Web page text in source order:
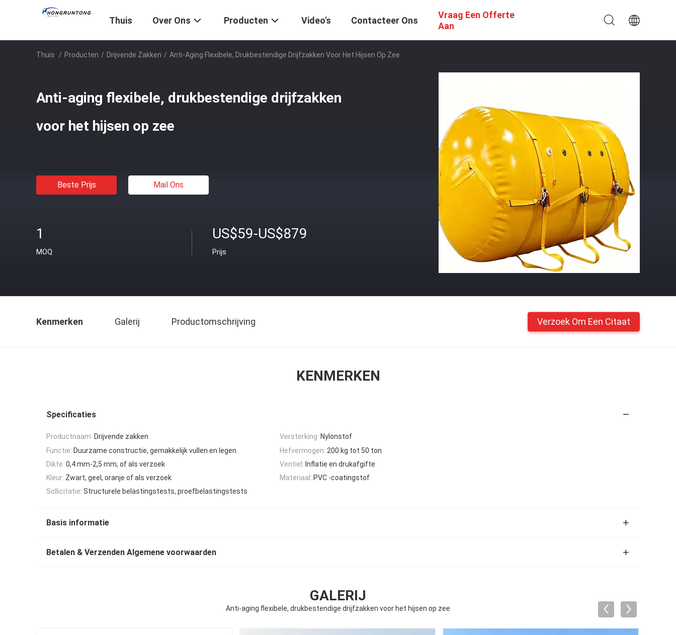
Thuis Over Ons Producten Video's Contacteer Ons
Vraag Een Offerte
Aan
Thuis / Producten / Drijvende Zakken / Anti-Aging Flexibele, Drukbestendige Drijfzakken Voor Het Hijsen Op Zee
Anti-aging flexibele, drukbestendige drijfzakken
voor het hijsen op zee
Beste Prijs Mail Ons
1
MOQ
US$59-US$879
Prijs
Kenmerken Galerij Productomschrijving Verzoek Om Een Citaat
KENMERKEN
Specificaties
Productnaam: Drijvende zakken Versterking: Nylonstof
Functie: Duurzame constructie, gemakkelijk vullen en legen Hefvermogen: 200 kg tot 50 ton
Dikte: 0,4 mm-2,5 mm, of als verzoek Ventiel: Inflatie en drukafgifte
Kleur: Zwart, geel, oranje of als verzoek Materiaal: PVC -coatingstof
Sollicitatie: Structurele belastingstests, proefbelastingstests
Basis informatie
Betalen & Verzenden Algemene voorwaarden
GALERIJ
Anti-aging flexibele, drukbestendige drijfzakken voor het hijsen op zee